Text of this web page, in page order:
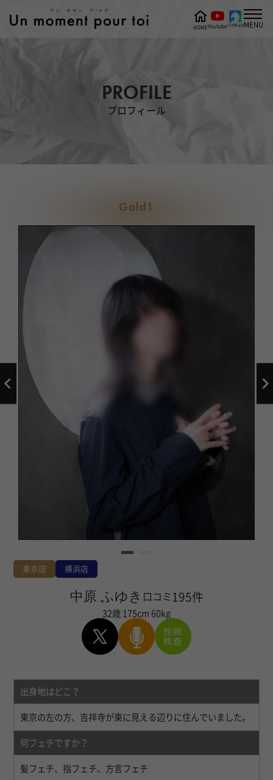
PROFILE
プロフィール
HOMEYoutubeツイキャスMENU
Gold1
東京店 横浜店
中原 ふゆき 口コミ 195件
32歳 175cm 60kg
出身地はどこ？
東京の左の方、吉祥寺が東に見える辺りに住んでいました。
何フェチですか？
髪フェチ、指フェチ、方言フェチ